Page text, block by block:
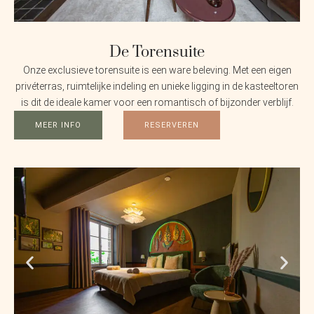
De Torensuite
Onze exclusieve torensuite is een ware beleving. Met een eigen
privéterras, ruimtelijke indeling en unieke ligging in de kasteeltoren
is dit de ideale kamer voor een romantisch of bijzonder verblijf.
MEER INFO RESERVEREN